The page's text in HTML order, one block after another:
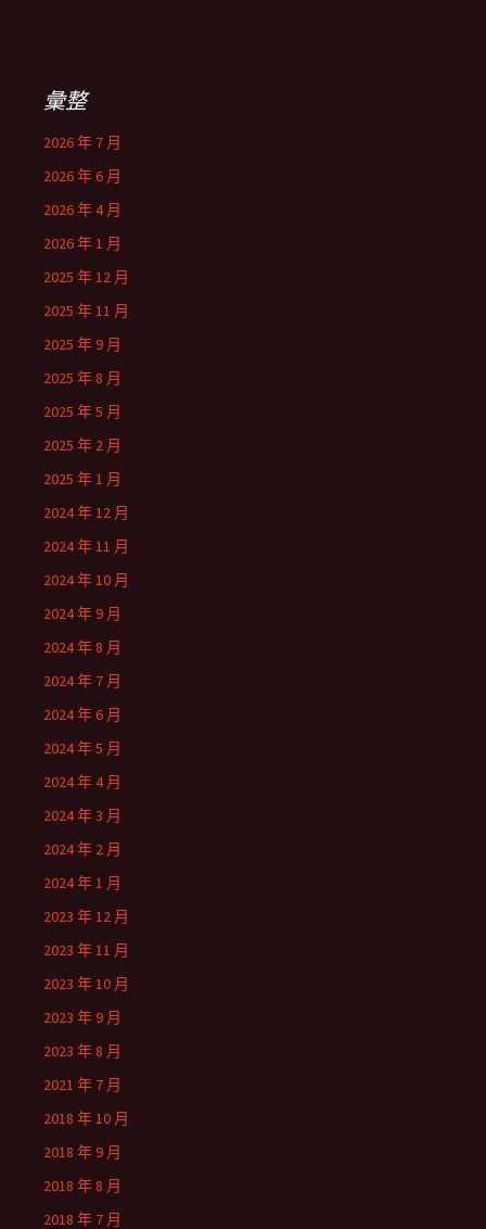
彙整
2026 年 7 月
2026 年 6 月
2026 年 4 月
2026 年 1 月
2025 年 12 月
2025 年 11 月
2025 年 9 月
2025 年 8 月
2025 年 5 月
2025 年 2 月
2025 年 1 月
2024 年 12 月
2024 年 11 月
2024 年 10 月
2024 年 9 月
2024 年 8 月
2024 年 7 月
2024 年 6 月
2024 年 5 月
2024 年 4 月
2024 年 3 月
2024 年 2 月
2024 年 1 月
2023 年 12 月
2023 年 11 月
2023 年 10 月
2023 年 9 月
2023 年 8 月
2021 年 7 月
2018 年 10 月
2018 年 9 月
2018 年 8 月
2018 年 7 月